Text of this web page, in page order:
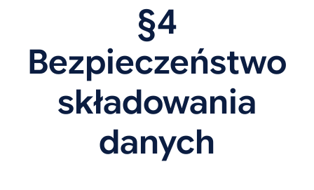
§4
Bezpieczeństwo
składowania
danych